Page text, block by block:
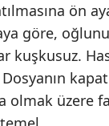
ön
göre,
kuşkusuz.
olmak üzere